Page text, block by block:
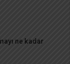
ne kadar